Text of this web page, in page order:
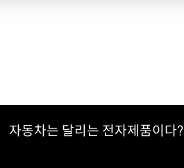
자동차는 달리는 전자제품이다?